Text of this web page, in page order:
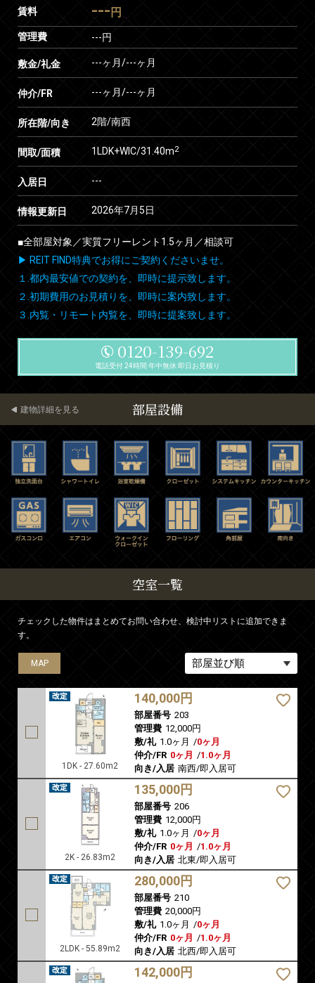
賃料 --- 円
管理費 ---円
敷金/礼金 ---ヶ月/---ヶ月
仲介/FR ---ヶ月/---ヶ月
所在階/向き 2階/南西
間取/面積 1LDK+WIC/31.40m2
入居日 ---
情報更新日 2026年7月5日
■全部屋対象／実質フリーレント1.5ヶ月／相談可
▶ REIT FIND特典でお得にご契約くださいませ。
１.都内最安値での契約を、即時に提示致します。
２.初期費用のお見積りを、即時に案内致します。
３.内覧・リモート内覧を、即時に提案致します。
0120-139-692
電話受付 24時間 年中無休 即日お見積り
部屋設備
建物詳細を見る
空室一覧
チェックした物件はまとめてお問い合わせ、検討中リストに追加できま
す。
MAP
1DK - 27.60m2
140,000円
部屋番号 203
管理費 12,000円
敷/礼 1.0ヶ月 /0ヶ月
仲介/FR 0ヶ月 /1.0ヶ月
向き/入居 南西/即入居可
MAP
2K - 26.83m2
135,000円
部屋番号 206
管理費 12,000円
敷/礼 1.0ヶ月 /0ヶ月
仲介/FR 0ヶ月 /1.0ヶ月
向き/入居 北東/即入居可
MAP
2LDK - 55.89m2
280,000円
部屋番号 210
管理費 20,000円
敷/礼 1.0ヶ月 /0ヶ月
仲介/FR 0ヶ月 /1.0ヶ月
向き/入居 北西/即入居可
MAP
142,000円
MAP